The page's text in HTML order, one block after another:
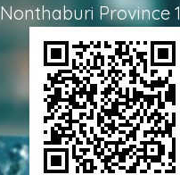
Nonthaburi Province